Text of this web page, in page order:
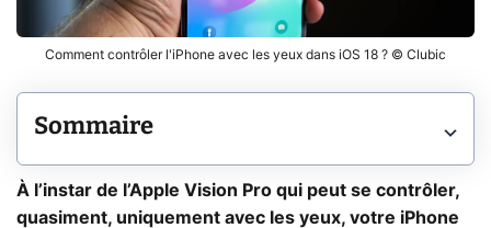
Comment contrôler l'iPhone avec les yeux dans iOS 18 ? © Clubic
Sommaire
À l’instar de l’Apple Vision Pro qui peut se contrôler,
quasiment, uniquement avec les yeux, votre iPhone